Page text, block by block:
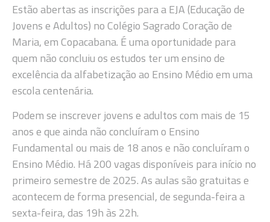
Estão abertas as inscrições para a EJA (Educação de
Jovens e Adultos) no Colégio Sagrado Coração de
Maria, em Copacabana. É uma oportunidade para
quem não concluiu os estudos ter um ensino de
excelência da alfabetização ao Ensino Médio em uma
escola centenária.
Podem se inscrever jovens e adultos com mais de 15
anos e que ainda não concluíram o Ensino
Fundamental ou mais de 18 anos e não concluíram o
Ensino Médio. Há 200 vagas disponíveis para início no
primeiro semestre de 2025. As aulas são gratuitas e
acontecem de forma presencial, de segunda-feira a
sexta-feira, das 19h às 22h.